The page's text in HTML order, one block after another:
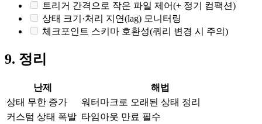
트리거 간격으로 작은 파일 제어(+ 정기 컴팩션)
상태 크기·처리 지연(lag) 모니터링
체크포인트 스키마 호환성(쿼리 변경 시 주의)
9. 정리
난제
해법
상태 무한 증가
워터마크로 오래된 상태 정리
커스텀 상태 폭발 타임아웃 만료 필수